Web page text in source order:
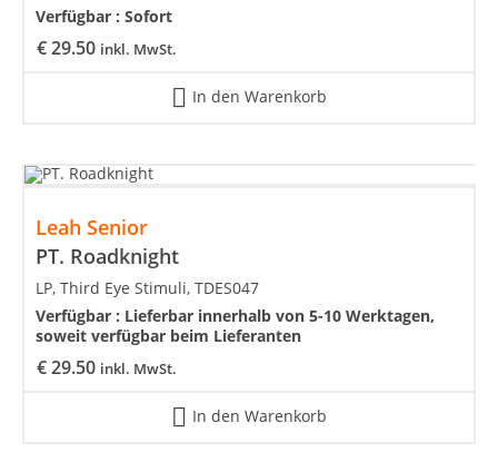
€29.50 inkl. MwSt.
Verfügbar : Sofort
In den Warenkorb
Leah Senior
PT. Roadknight
€29.50 inkl. MwSt.
LP, Third Eye Stimuli, TDES047
Verfügbar : Lieferbar innerhalb von 5-10 Werktagen,
soweit verfügbar beim Lieferanten
In den Warenkorb